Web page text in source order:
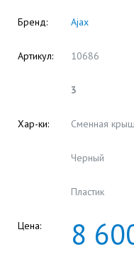
Бренд: Ajax
Артикул: 10686
3
Хар-ки: Сменная
Черный
Пластик
Цена: 8